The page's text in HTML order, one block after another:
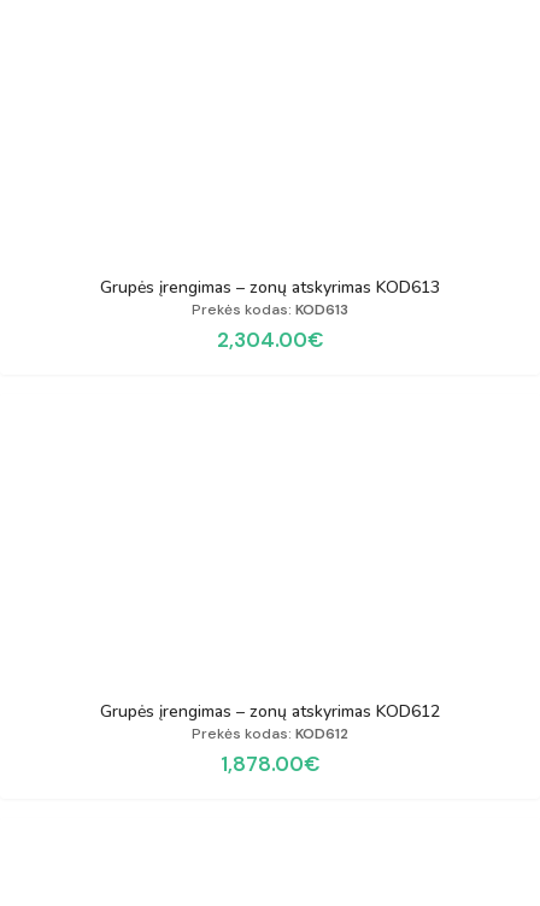
Grupės įrengimas – zonų atskyrimas KOD613
Prekės kodas: KOD613
2,304.00€
Grupės įrengimas – zonų atskyrimas KOD612
Prekės kodas: KOD612
1,878.00€